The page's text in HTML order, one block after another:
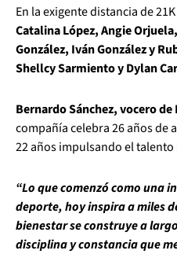
En la exigente distancia de
Catalina López, Angie
González, Iván González y
Shellcy Sarmiento y Dylan
Bernardo Sánchez, vocero
compañía celebra 26 años de
22 años impulsando el
“Lo que comenzó como una
deporte, hoy inspira a miles
bienestar se construye a
disciplina y constancia que